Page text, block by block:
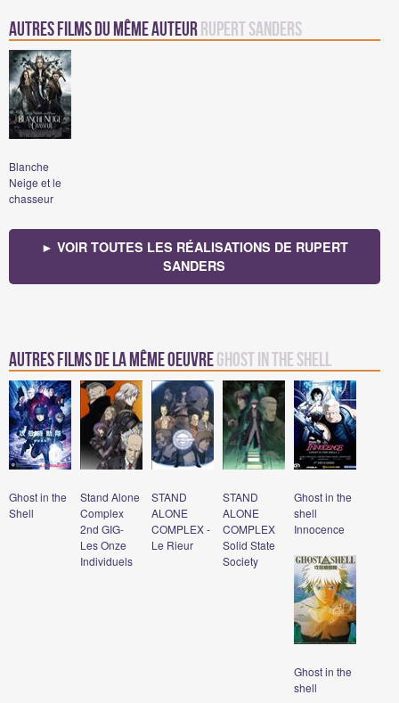
Autres Films du même auteur Rupert Sanders
Blanche
Neige et le
chasseur
► VOIR TOUTES LES RÉALISATIONS DE RUPERT
SANDERS
Autres films de la même oeuvreGhost in the shell
Ghost in the
Shell
Stand Alone
Complex
2nd GIG-
Les Onze
Individuels
STAND
ALONE
COMPLEX -
Le Rieur
STAND
ALONE
COMPLEX
Solid State
Society
Ghost in the
shell
Innocence
Ghost in the
shell